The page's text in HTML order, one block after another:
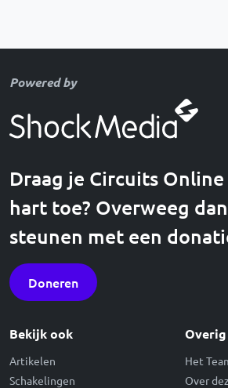
Powered by
Draag je Circuits
hart toe? Overweeg
steunen met een
Doneren
Bekijk ook
Artikelen
Schakelingen
Overig
Het
Over